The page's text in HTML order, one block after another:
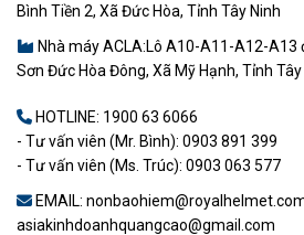
Bình Tiền 2, Xã Đức Hòa, Tỉnh Tây Ninh
Nhà máy ACLA:Lô A10-A11-A12-A13
Sơn Đức Hòa Đông, Xã Mỹ Hạnh, Tỉnh Tây
HOTLINE: 1900 63 6066
- Tư vấn viên (Mr. Bình): 0903 891 399
- Tư vấn viên (Ms. Trúc): 0903 063 577
EMAIL:
asiakinhdoanhquangcao@gmail.com